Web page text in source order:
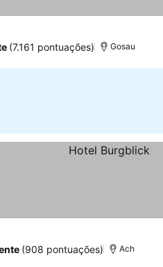
(7.161 pontuações) Gosau
(908 pontuações) Ach